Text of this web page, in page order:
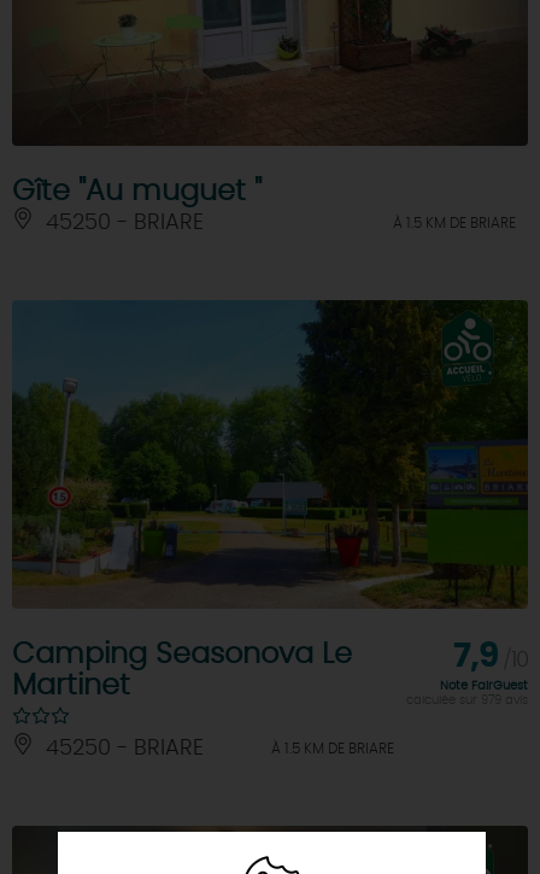
Gîte "Au muguet "
45250 - BRIARE À 1.5 KM DE BRIARE
Camping Seasonova Le
Martinet
45250 - BRIARE À 1.5 KM DE BRIARE
7,9
Note FairGuest